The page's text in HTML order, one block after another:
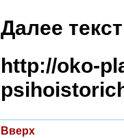
Далее
http://oko-
Вверх